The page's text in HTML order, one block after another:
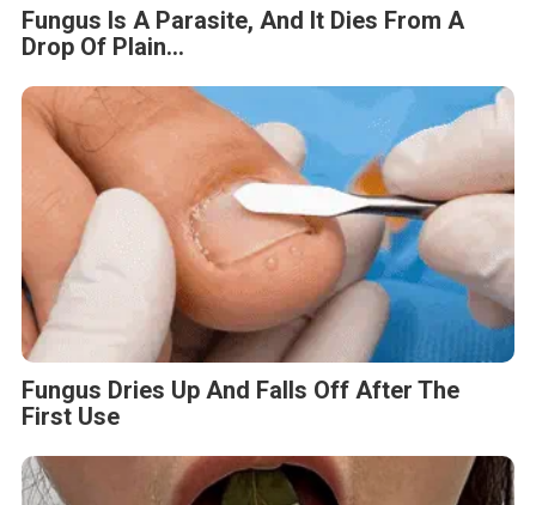
Fungus Is A Parasite, And It Dies From A
Drop Of Plain...
Fungus Dries Up And Falls Off After The
First Use